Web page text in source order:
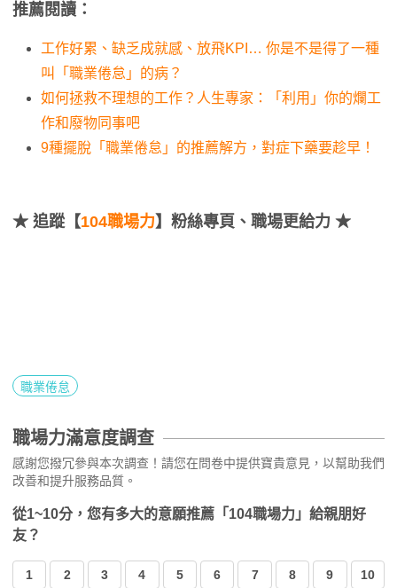
推薦閱讀：
工作好累、缺乏成就感、放飛KPI… 你是不是得了一種
叫「職業倦怠」的病？
如何拯救不理想的工作？人生專家：「利用」你的爛工
作和廢物同事吧
9種擺脫「職業倦怠」的推薦解方，對症下藥要趁早！
★ 追蹤【104職場力】粉絲專頁、職場更給力 ★
職業倦怠
職場力滿意度調查
感謝您撥冗參與本次調查！請您在問卷中提供寶貴意見，以幫助我們
改善和提升服務品質。
從1~10分，您有多大的意願推薦「104職場力」給親朋好
友？
1 2 3 4 5 6 7 8 9 10